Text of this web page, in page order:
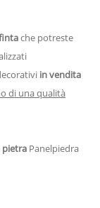
che potreste
in vendita
di una qualità
pietra Panelpiedra